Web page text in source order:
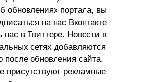
обновлениях портала, вы
на нас Вконтакте
нас в Твиттере. Новости в
сетях добавляются
после обновления сайта.
присутствуют рекламные